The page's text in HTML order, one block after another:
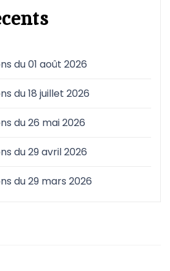
du 01 août 2026
du 18 juillet 2026
du 26 mai 2026
du 29 avril 2026
du 29 mars 2026